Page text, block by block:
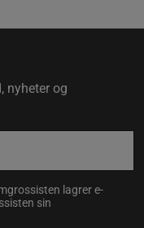
nyheter og
lagrer e-
sin